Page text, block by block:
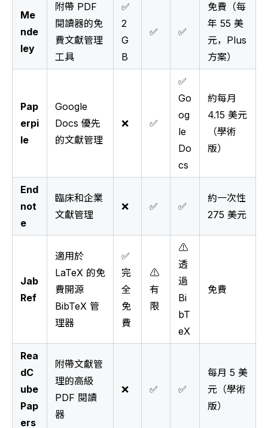
Me
nde
ley
附帶 PDF
閱讀器的免
費文獻管理
工具
✅
2
G
B
✅ ✅
免費（每
年 55 美
元，Plus
方案）
Pap
erpi
le
Google
Docs 優先
的文獻管理
❌ ✅
✅
Go
og
le
Do
cs
約每月
4.15 美元
（學術
版）
End
not
e
臨床和企業
文獻管理
❌ ✅ ✅
約一次性
275 美元
Jab
Ref
適用於
LaTeX 的免
費開源
BibTeX 管
理器
✅
完
全
免
費
⚠️
有
限
⚠️
透
過
Bi
bT
eX
免費
Rea
dC
ube
Pap
ers
附帶文獻管
理的高級
PDF 閱讀
器
❌ ✅ ✅
每月 5 美
元（學術
版）